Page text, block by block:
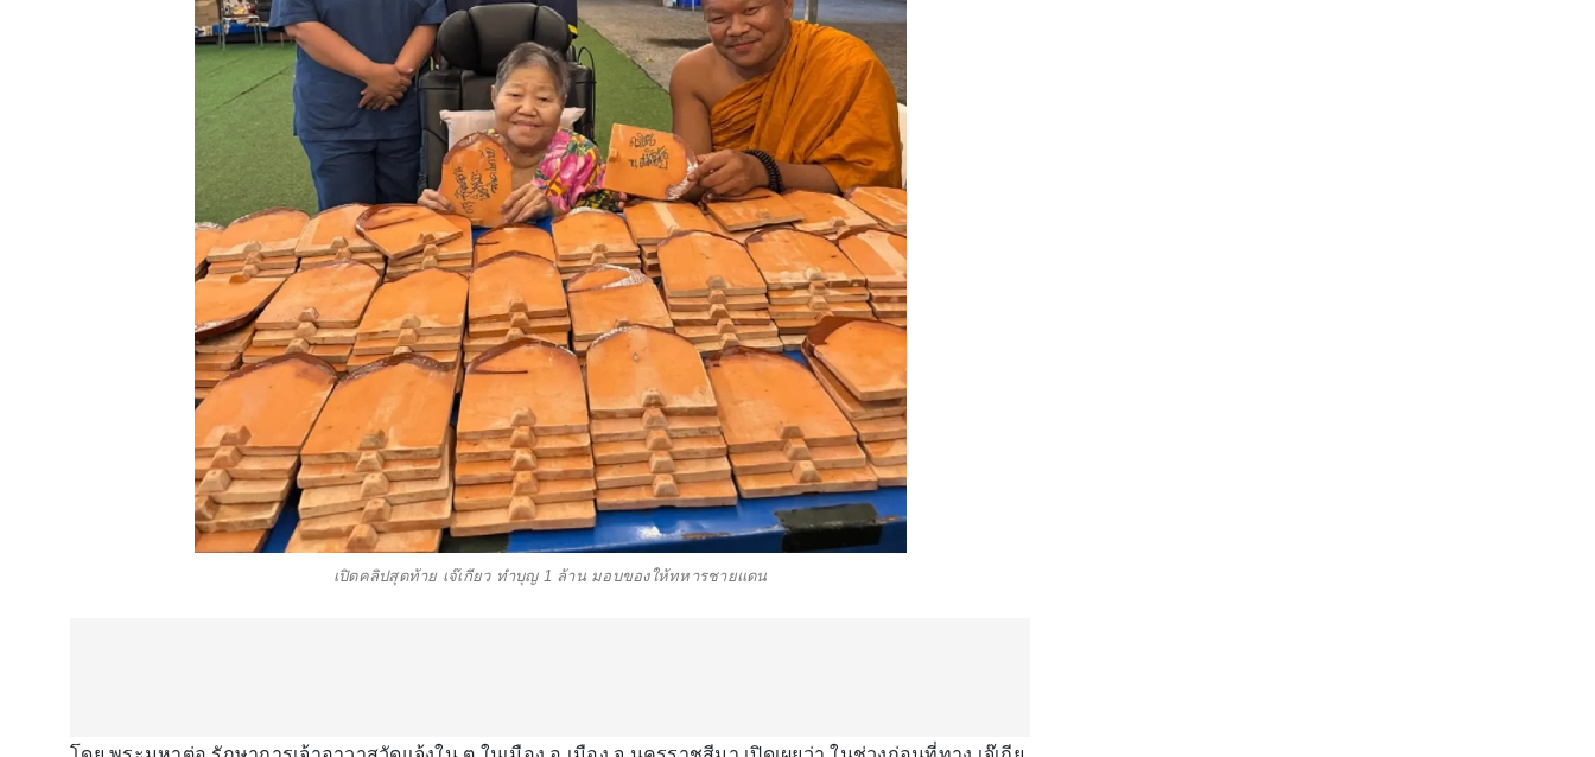
เปิดคลิปสุดท้าย เจ๊เกียว ทำบุญ 1 ล้าน มอบของให้ทหารชายแดน